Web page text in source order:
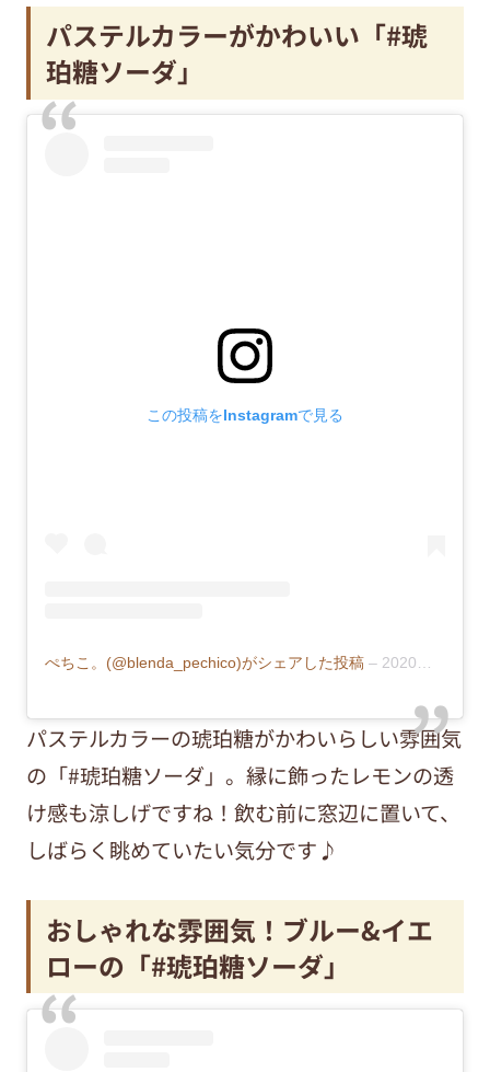
パステルカラーがかわいい「#琥
珀糖ソーダ」
この投稿をInstagramで見る
ぺちこ。(@blenda_pechico)がシェアした投稿– 2020年 5月月9日午前3時16分PDT
パステルカラーの琥珀糖がかわいらしい雰囲気
の「#琥珀糖ソーダ」。縁に飾ったレモンの透
け感も涼しげですね！飲む前に窓辺に置いて、
しばらく眺めていたい気分です♪
おしゃれな雰囲気！ブルー&イエ
ローの「#琥珀糖ソーダ」